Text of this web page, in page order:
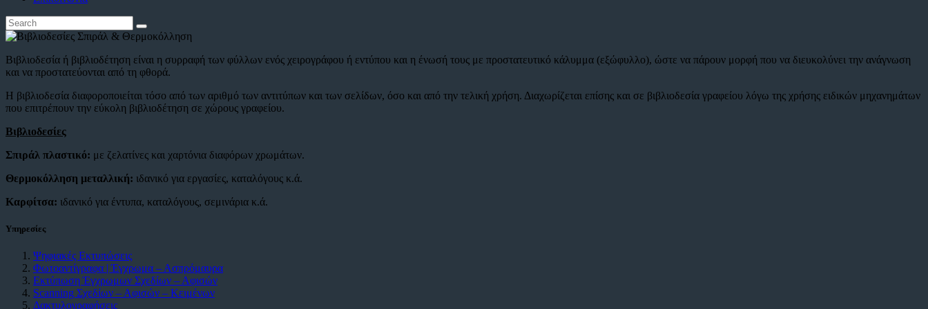
Βιβλιοδεσία ή βιβλιοδέτηση είναι η συρραφή των φύλλων ενός χειρογράφου ή εντύπου και η ένωσή τους με προστατευτικό κάλυμμα (εξώφυλλο), ώστε να πάρουν μορφή που να διευκολύνει την ανάγνωση
και να προστατεύονται από τη φθορά.
Η βιβλιοδεσία διαφοροποιείται τόσο από των αριθμό των αντιτύπων και των σελίδων, όσο και από την τελική χρήση. Διαχωρίζεται επίσης και σε βιβλιοδεσία γραφείου λόγω της χρήσης ειδικών μηχανημάτων
που επιτρέπουν την εύκολη βιβλιοδέτηση σε χώρους γραφείου.
Βιβλιοδεσίες
Σπιράλ πλαστικό: με ζελατίνες και χαρτόνια διαφόρων χρωμάτων.
Θερμοκόλληση μεταλλική: ιδανικό για εργασίες, καταλόγους κ.ά.
Καρφίτσα: ιδανικό για έντυπα, καταλόγους, σεμινάρια κ.ά.
Υπηρεσίες
Ψηφιακές Εκτυπώσεις
Φωτοαντίγραφα | Έγχρωμα – Ασπρόμαυρα
Εκτύπωση Έγχρωμων Σχεδίων – Αφισών
Scanning Σχεδίων – Αφισών – Κειμένων
Δακτυλογραφήσεις